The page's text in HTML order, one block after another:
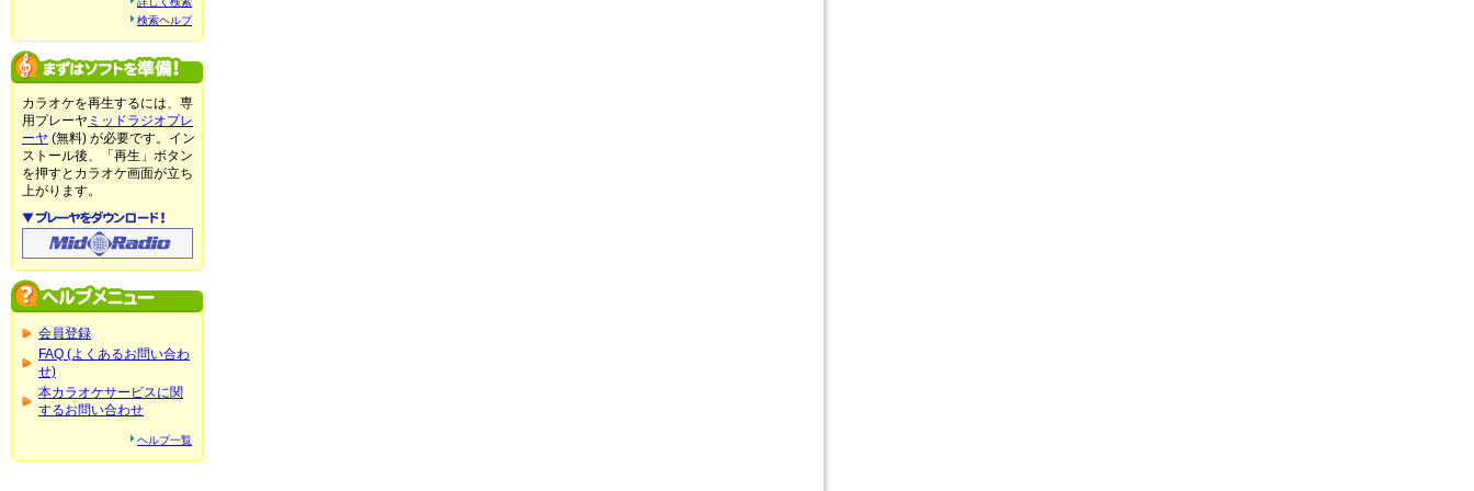
検索ヘルプ
カラオケを再生するには、専
用プレーヤ ミッドラジオプレ
ーヤ (無料) が必要です。イン
ストール後、「再生」ボタン
を押すとカラオケ画面が立ち
上がります。
会員登録
FAQ (よくあるお問い合わ
せ)
本カラオケサービスに関
するお問い合わせ
ヘルプ一覧